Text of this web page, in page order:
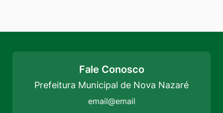
Fale Conosco
Prefeitura Municipal de Nova Nazaré
email@email